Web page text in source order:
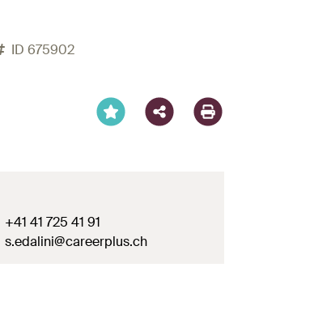
ID 675902
+41 41 725 41 91
s.edalini@careerplus.ch